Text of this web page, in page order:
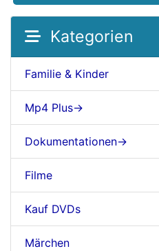
Kategorien
Familie & Kinder
Mp4 Plus->
Dokumentationen->
Filme
Kauf DVDs
Märchen